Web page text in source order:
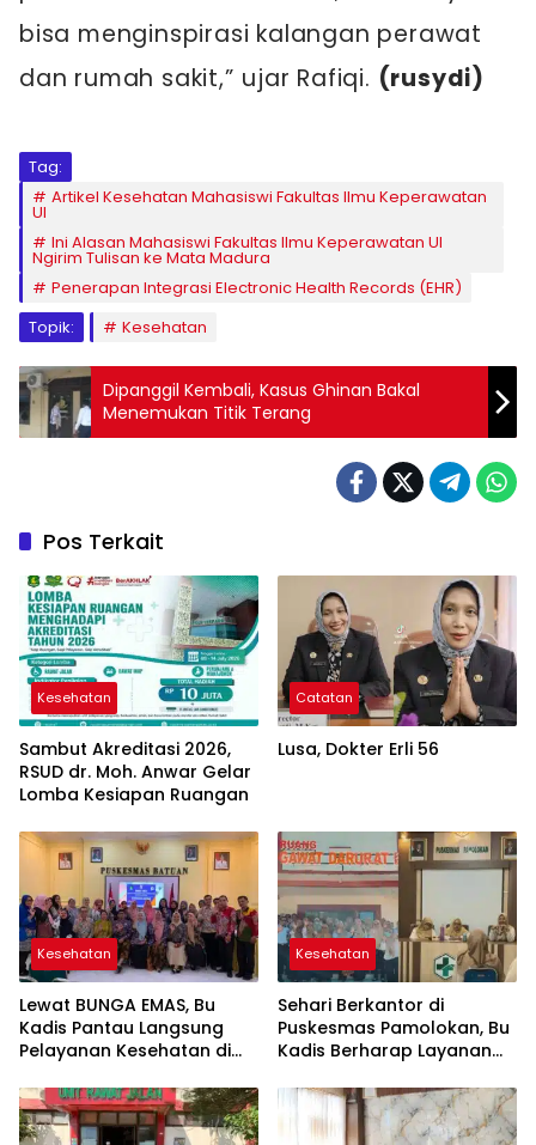
bisa menginspirasi kalangan perawat
dan rumah sakit,” ujar Rafiqi. (rusydi)
Tag:
Artikel Kesehatan Mahasiswi Fakultas Ilmu Keperawatan
UI
Ini Alasan Mahasiswi Fakultas Ilmu Keperawatan UI
Ngirim Tulisan ke Mata Madura
Penerapan Integrasi Electronic Health Records (EHR)
Topik:
Kesehatan
Dipanggil Kembali, Kasus Ghinan Bakal
Menemukan Titik Terang
Pos Terkait
Kesehatan
Sambut Akreditasi 2026,
RSUD dr. Moh. Anwar Gelar
Lomba Kesiapan Ruangan
Catatan
Lusa, Dokter Erli 56
Kesehatan
Lewat BUNGA EMAS, Bu
Kadis Pantau Langsung
Pelayanan Kesehatan di
Kesehatan
Sehari Berkantor di
Puskesmas Pamolokan, Bu
Kadis Berharap Layanan
Peningkatan